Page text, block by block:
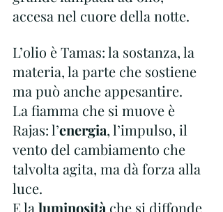
accesa nel cuore della notte.
L’olio è Tamas: la sostanza, la
materia, la parte che sostiene
ma può anche appesantire.
La fiamma che si muove è
Rajas: l’energia, l’impulso, il
vento del cambiamento che
talvolta agita, ma dà forza alla
luce.
E la luminosità che si diffonde